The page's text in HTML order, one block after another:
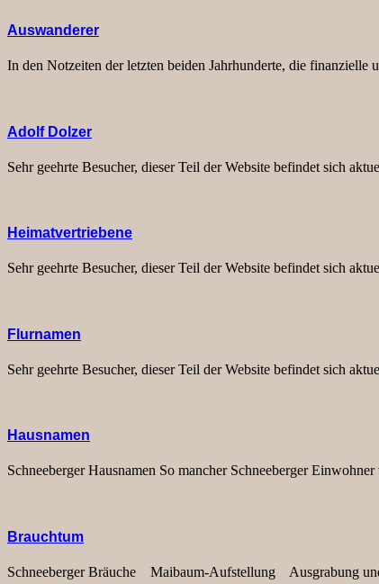
Auswanderer
In den Notzeiten der letzten beiden Jahrhunderte, die
Adolf Dolzer
Sehr geehrte Besucher, dieser Teil der Website befindet sich
Heimatvertriebene
Sehr geehrte Besucher, dieser Teil der Website befindet sich
Flurnamen
Sehr geehrte Besucher, dieser Teil der Website befindet sich
Hausnamen
Schneeberger Hausnamen So mancher Schneeberger
Brauchtum
Schneeberger Bräuche Maibaum-Aufstellung Ausgrabung